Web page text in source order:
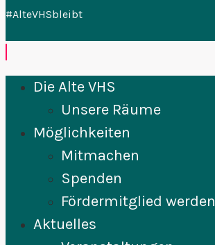
#AlteVHSbleibt
Die Alte VHS
Unsere Räume
Möglichkeiten
Mitmachen
Spenden
Fördermitglied werden
Aktuelles